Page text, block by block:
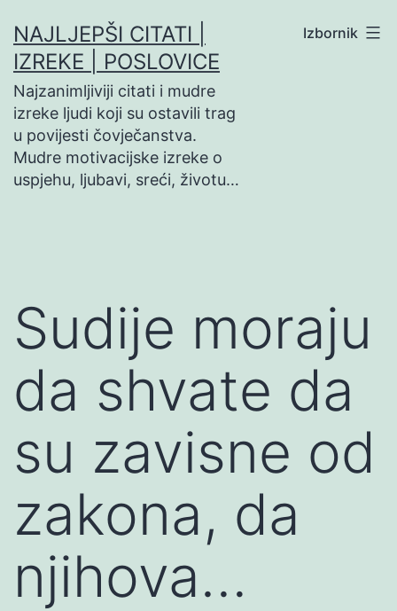
na
sadržaj
NAJLJEPŠI CITATI |
IZREKE | POSLOVICE
Najzanimljiviji citati i mudre
izreke ljudi koji su ostavili trag
u povijesti čovječanstva.
Mudre motivacijske izreke o
uspjehu, ljubavi, sreći, životu…
Izbornik
Sudije moraju
da shvate da
su zavisne od
zakona, da
njihova…